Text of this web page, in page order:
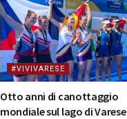
#VIVIVARESE
Otto anni di canottaggio
mondiale sul lago di Varese